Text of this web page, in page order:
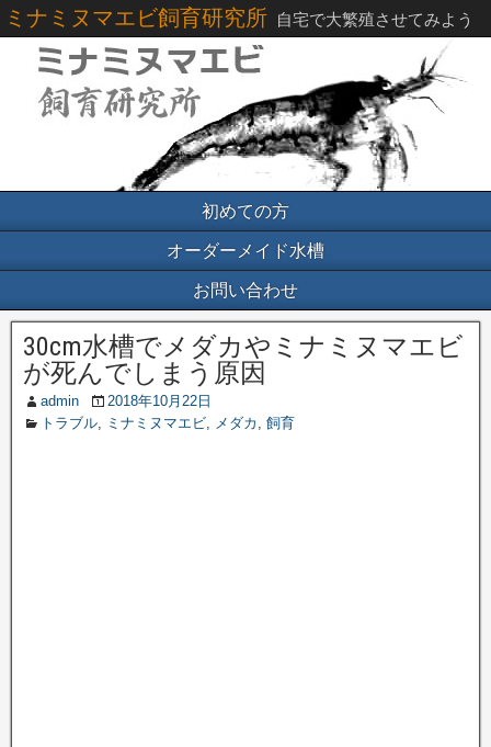
ミナミヌマエビ飼育研究所 自宅で大繁殖させてみよう
初めての方
オーダーメイド水槽
お問い合わせ
30cm水槽でメダカやミナミヌマエビ
が死んでしまう原因
admin
2018年10月22日
トラブル, ミナミヌマエビ, メダカ , 飼育